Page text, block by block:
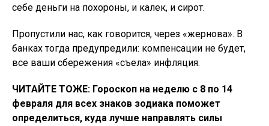
себе деньги на похороны, и калек, и сирот.
Пропустили нас, как говорится, через «жернова». В
банках тогда предупредили: компенсации не будет,
все ваши сбережения «съела» инфляция.
ЧИТАЙТЕ ТОЖЕ: Гороскоп на неделю с 8 по 14
февраля для всех знаков зодиака поможет
определиться, куда лучше направлять силы